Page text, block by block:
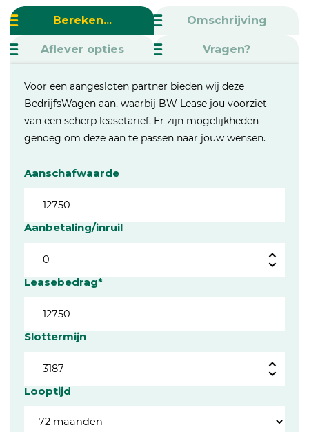
Bereken... Omschrijving
Aflever opties Vragen?
Voor een aangesloten partner bieden wij deze
BedrijfsWagen aan, waarbij BW Lease jou voorziet
van een scherp leasetarief. Er zijn mogelijkheden
genoeg om deze aan te passen naar jouw wensen.
Aanschafwaarde
Aanbetaling/inruil
Leasebedrag*
Slottermijn
Looptijd